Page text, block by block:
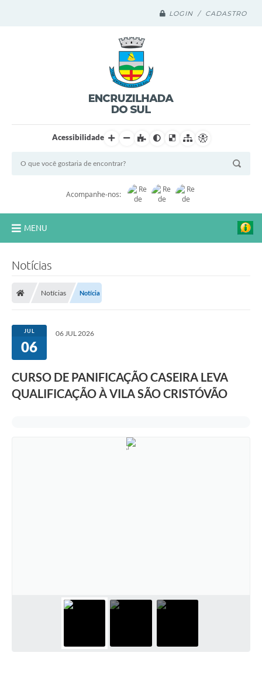
LOGIN / CADASTRO
Acessibilidade
Acompanhe-nos:
MENU
Turismo
Transparência
1DOC
Legislação
Notícias
Notícias Notícia
JUL
06
06 JUL 2026
CURSO DE PANIFICAÇÃO CASEIRA LEVA
QUALIFICAÇÃO À VILA SÃO CRISTÓVÃO